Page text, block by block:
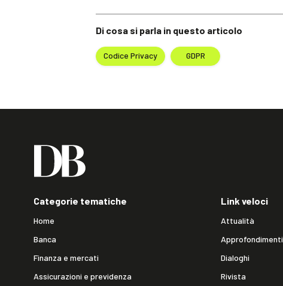
Di cosa si parla in questo articolo
Codice Privacy GDPR
Categorie tematiche
Home
Banca
Finanza e mercati
Assicurazioni e previdenza
Link veloci
Attualità
Approfondimenti
Dialoghi
Rivista